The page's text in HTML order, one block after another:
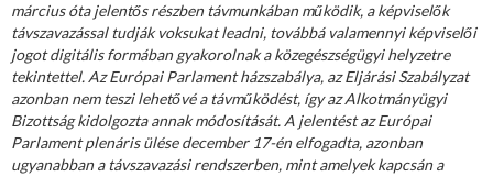
március óta jelentős részben távmunkában működik, a képviselők
távszavazással tudják voksukat leadni, továbbá valamennyi képviselői
jogot digitális formában gyakorolnak a közegészségügyi helyzetre
tekintettel. Az Európai Parlament házszabálya, az Eljárási Szabályzat
azonban nem teszi lehetővé a távműködést, így az Alkotmányügyi
Bizottság kidolgozta annak módosítását. A jelentést az Európai
Parlament plenáris ülése december 17-én elfogadta, azonban
ugyanabban a távszavazási rendszerben, mint amelyek kapcsán a